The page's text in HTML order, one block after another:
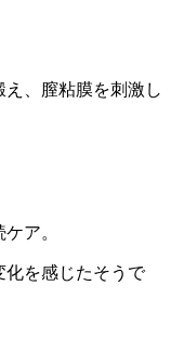
、膣粘膜を刺激し
ア。
化を感じたそうで